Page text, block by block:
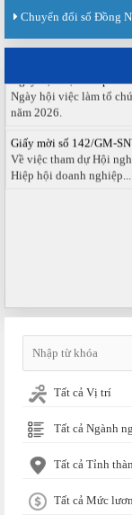
Chuyển đổi số Đồng
Báo cáo kết quả tổ
tháng 08 năm 2026.
Ngày hội việc làm
Ngày hội việc làm tổ
năm 2026.
Về việc tham dự Hội
Hiệp hội doanh nghiệp...
Tất cả Vị trí
Tất cả Ngành
Tất cả Tỉnh
Tất cả Mức